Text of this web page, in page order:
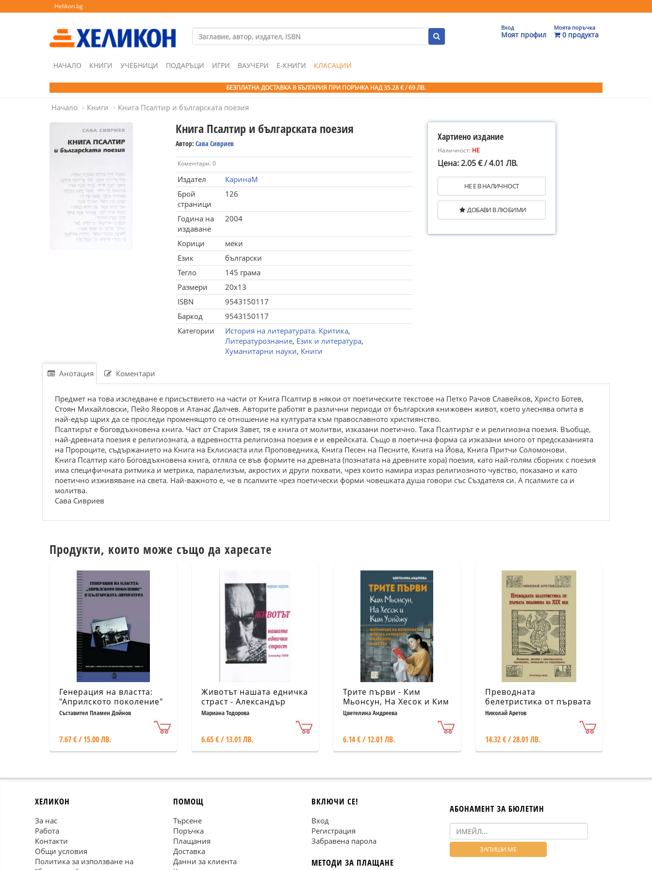
Helikon.bg
Вход
Моят профил
Моята поръчка
0 продукта
НАЧАЛО КНИГИ УЧЕБНИЦИ ПОДАРЪЦИ ИГРИ ВАУЧЕРИ Е-КНИГИ КЛАСАЦИИ
БЕЗПЛАТНА ДОСТАВКА В БЪЛГАРИЯ ПРИ ПОРЪЧКА НАД 35.28 € / 69 ЛВ.
Начало Книги Книга Псалтир и българската поезия
Книга Псалтир и българската поезия
Автор: Сава Сивриев
Коментари: 0
Издател
КаринаМ
Брой
страници
126
Година на
издаване
2004
Корици
меки
Език
български
Тегло
145 грама
Размери
20x13
ISBN
9543150117
Баркод
9543150117
Категории
История на литературата. Критика,
Литературознание, Език и литература,
Хуманитарни науки, Книги
Хартиено издание
Наличност: НЕ
Цена: 2.05 € / 4.01 ЛВ.
НЕ Е В НАЛИЧНОСТ
ДОБАВИ В ЛЮБИМИ
Анотация Коментари
Предмет на това изследване е присъствието на части от Книга Псалтир в някои от поетическите текстове на Петко Рачов Славейков, Христо Ботев,
Стоян Михайловски, Пейо Яворов и Атанас Далчев. Авторите работят в различни периоди от българския книжовен живот, което улеснява опита в
най-едър щрих да се проследи променящото се отношение на културата към православното християнство.
Псалтирът е боговдъхновена книга. Част от Стария Завет, тя е книга от молитви, изказани поетично. Така Псалтирът е и религиозна поезия. Въобще,
най-древната поезия е религиозната, а вдревността религиозна поезия е и еврейската. Също в поетична форма са изказани много от предсказанията
на Пророците, съдържанието на Книга на Еклисиаста или Проповедника, Книга Песен на Песните, Книга на Йова, Книга Притчи Соломонови.
Книга Псалтир като Боговдъхновена книга, отляла се във формите на древната (познатата на древните хора) поезия, като най-голям сборник с поезия
има специфичната ритмика и метрика, паралелизъм, акростих и други похвати, чрез които намира израз религиозното чувство, показано и като
поетично изживяване на света. Най-важното е, че в псалмите чрез поетически форми човешката душа говори със Създателя си. А псалмите са и
молитва.
Сава Сивриев
Продукти, които може също да харесате
Генерация на властта:
"Априлското поколение"
в българската
Съставител Пламен Дойнов
7.67 € / 15.00 ЛВ.
Животът нашата едничка
страст - Александър
Геров
Мариана Тодорова
6.65 € / 13.01 ЛВ.
Трите първи - Ким
Мьонсун, На Хесок и Ким
Уонджу
Цветелина Андреева
6.14 € / 12.01 ЛВ.
Преводната
белетристика от първата
половина на XIX век
Николай Аретов
14.32 € / 28.01 ЛВ.
ХЕЛИКОН
За нас
Работа
Контакти
Общи условия
Политика за използване на
ПОМОЩ
Търсене
Поръчка
Плащания
Доставка
Данни за клиента
ВКЛЮЧИ СЕ!
Вход
Регистрация
Забравена парола
МЕТОДИ ЗА ПЛАЩАНЕ
АБОНАМЕНТ ЗА БЮЛЕТИН